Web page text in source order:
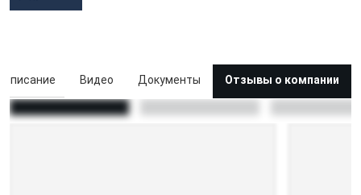
Описание Видео Документы Отзывы о компании